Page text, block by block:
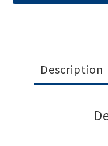
Description